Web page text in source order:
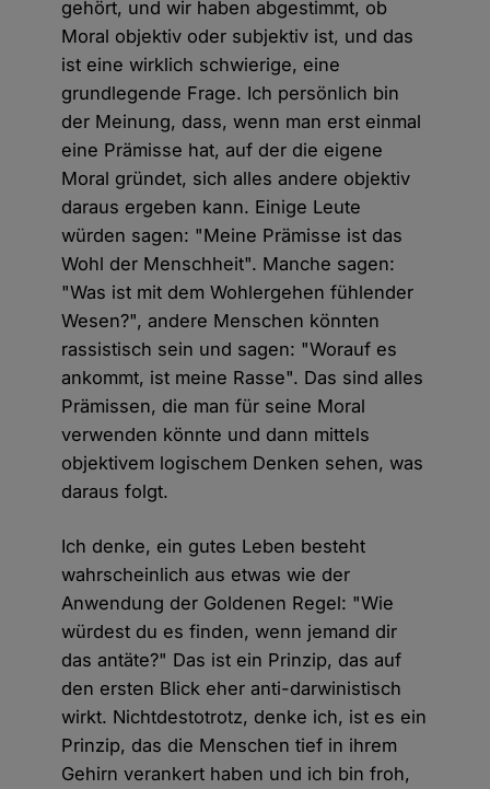
gehört, und wir haben abgestimmt, ob
Moral objektiv oder subjektiv ist, und das
ist eine wirklich schwierige, eine
grundlegende Frage. Ich persönlich bin
der Meinung, dass, wenn man erst einmal
eine Prämisse hat, auf der die eigene
Moral gründet, sich alles andere objektiv
daraus ergeben kann. Einige Leute
würden sagen: "Meine Prämisse ist das
Wohl der Menschheit". Manche sagen:
"Was ist mit dem Wohlergehen fühlender
Wesen?", andere Menschen könnten
rassistisch sein und sagen: "Worauf es
ankommt, ist meine Rasse". Das sind alles
Prämissen, die man für seine Moral
verwenden könnte und dann mittels
objektivem logischem Denken sehen, was
daraus folgt.
Ich denke, ein gutes Leben besteht
wahrscheinlich aus etwas wie der
Anwendung der Goldenen Regel: "Wie
würdest du es finden, wenn jemand dir
das antäte?" Das ist ein Prinzip, das auf
den ersten Blick eher anti-darwinistisch
wirkt. Nichtdestotrotz, denke ich, ist es ein
Prinzip, das die Menschen tief in ihrem
Gehirn verankert haben und ich bin froh,